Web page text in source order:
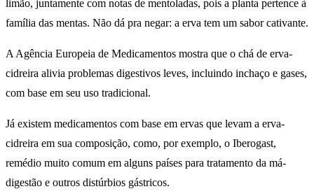
limão, juntamente com notas de mentoladas, pois a planta pertence à
família das mentas. Não dá pra negar: a erva tem um sabor cativante.
A Agência Europeia de Medicamentos mostra que o chá de erva-
cidreira alivia problemas digestivos leves, incluindo inchaço e gases,
com base em seu uso tradicional.
Já existem medicamentos com base em ervas que levam a erva-
cidreira em sua composição, como, por exemplo, o Iberogast,
remédio muito comum em alguns países para tratamento da má-
digestão e outros distúrbios gástricos.